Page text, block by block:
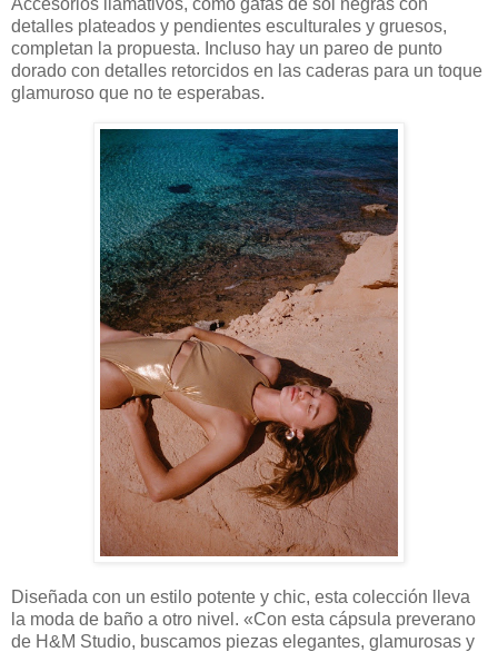
Accesorios llamativos, como gafas de sol negras con
detalles plateados y pendientes esculturales y gruesos,
completan la propuesta. Incluso hay un pareo de punto
dorado con detalles retorcidos en las caderas para un toque
glamuroso que no te esperabas.
Diseñada con un estilo potente y chic, esta colección lleva
la moda de baño a otro nivel. «Con esta cápsula preverano
de H&M Studio, buscamos piezas elegantes, glamurosas y